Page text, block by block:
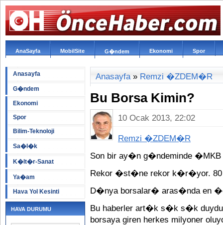
AnaSayfa MobilSite G�ndem Ekonomi Spor
Anasayfa
G�ndem
Ekonomi
Spor
Bilim-Teknoloji
Sa�l�k
K�lt�r-Sanat
Ya�am
Hava Yol Kesinti
HAVA DURUMU
Anasayfa» Remzi �ZDEM�R
Bu Borsa Kimin?
10 Ocak 2013, 22:02
Remzi �ZDEM�R
Son bir ay�n g�ndeminde �MKB
Rekor �st�ne rekor k�r�yor.
D�nya borsalar� aras�nda en
Bu haberler art�k s�k s�k
borsaya giren herkes milyoner